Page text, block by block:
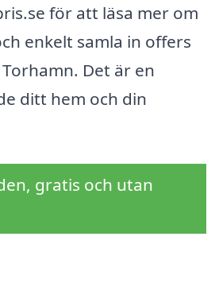
för att läsa mer om
enkelt samla in offers
Det är en
ditt hem och din
gratis och utan